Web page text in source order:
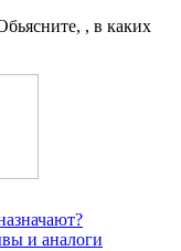
, в каких
и аналоги